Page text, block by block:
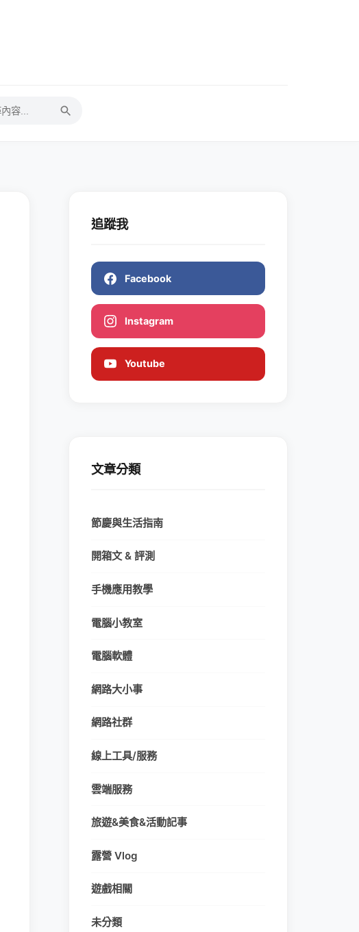
追蹤我
Facebook
Instagram
Youtube
文章分類
節慶與生活指南
開箱文 & 評測
手機應用教學
電腦小教室
電腦軟體
網路大小事
網路社群
線上工具/服務
雲端服務
旅遊&美食&活動記事
露營 Vlog
遊戲相關
未分類